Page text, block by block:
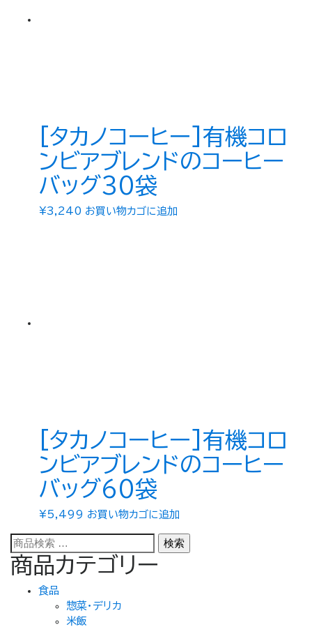
[タカノコーヒー]有機コロ
ンビアブレンドのコーヒー
バッグ30袋
¥3,240 お買い物カゴに追加
[タカノコーヒー]有機コロ
ンビアブレンドのコーヒー
バッグ60袋
¥ 5,499 お買い物カゴに追加
検
索
対
検索
商品カテゴリー
食品
惣菜・デリカ
米飯